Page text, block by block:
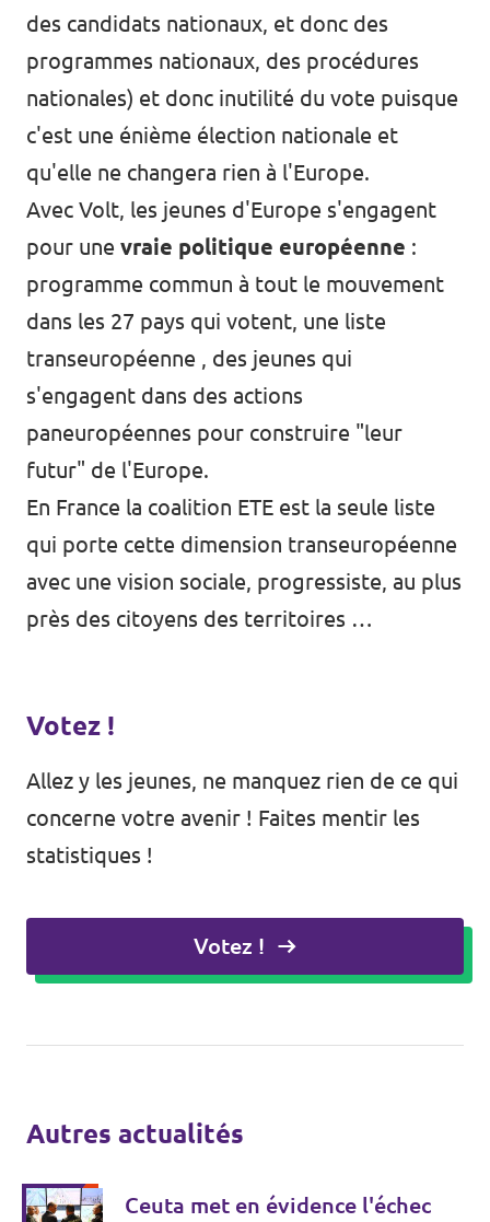
des candidats nationaux, et donc des
programmes nationaux, des procédures
nationales) et donc inutilité du vote puisque
c'est une énième élection nationale et
qu'elle ne changera rien à l'Europe.
Avec Volt, les jeunes d'Europe s'engagent
pour une vraie politique européenne :
programme commun à tout le mouvement
dans les 27 pays qui votent, une liste
transeuropéenne , des jeunes qui
s'engagent dans des actions
paneuropéennes pour construire "leur
futur" de l'Europe.
En France la coalition ETE est la seule liste
qui porte cette dimension transeuropéenne
avec une vision sociale, progressiste, au plus
près des citoyens des territoires …
Votez !
Allez y les jeunes, ne manquez rien de ce qui
concerne votre avenir ! Faites mentir les
statistiques !
Votez !
Autres actualités
Ceuta met en évidence l'échec